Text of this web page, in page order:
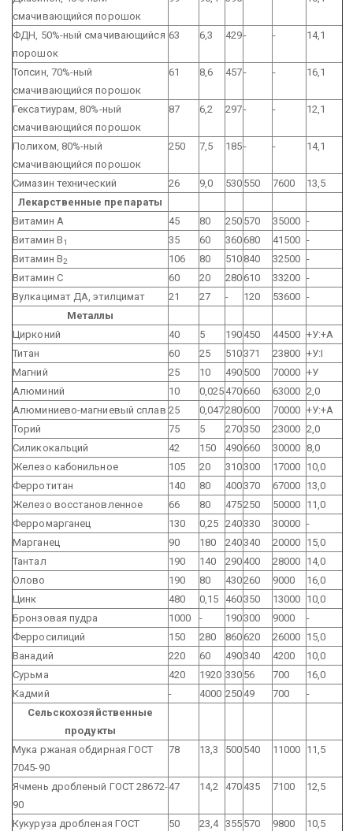
смачивающийся порошок
ФДН, 50%-ный смачивающийся
порошок
63 6,3 429- - 14,1
Топсин, 70%-ный
смачивающийся порошок
61 8,6 457- - 16,1
Гексатиурам, 80%-ный
смачивающийся порошок
87 6,2 297- - 12,1
Полихом, 80%-ный
смачивающийся порошок
250 7,5 185- - 14,1
Симазин технический 26 9,0 530 550 7600
13,5
Лекарственные препараты
Витамин А
45 80 250 570 35000 -
Витамин В1 35 60 360680 41500 -
Витамин В2 106 80 510 840 32500 -
Витамин С
60 20 280610 33200 -
Вулкацимат ДА, этилцимат
21 27 - 120 53600 -
Металлы
Цирконий
40 5 190 450 44500 +У:+А
Титан
60 25 510371 23800 +У:I
Магний
25 10 490 500 70000 +У
Алюминий
10 0,025 470660 63000 2,0
Алюминиево-магниевый сплав 25 0,047280600 70000 +У:+А
Торий
75 5 270350 23000 2,0
Силикокальций
42 150 490660 30000 8,0
Железо кабонильное
105 20 310300 17000 10,0
Ферротитан
140 80 400370 67000 13,0
Железо восстановленное
66 80 475250 50000 11,0
Ферромарганец
130 0,25 240330 30000 -
Марганец
90 180 240340 20000 15,0
Тантал
190 140 290 400 28000 14,0
Олово
190 80 430260 9000
16,0
Цинк
480 0,15 460350 13000 10,0
Бронзовая пудра
1000 - 190300 9000
-
Ферросилиций
150 280 860620 26000 15,0
Ванадий
220 60 490340 4200
10,0
Сурьма
420 1920 330 56 700
16,0
Кадмий
- 4000 250 49 700
-
Сельскохозяйственные
продукты
Мука ржаная обдирная ГОСТ
7045-90
78 13,3 500 540 11000 11,5
Ячмень дробленый ГОСТ 28672-
90
47 14,2 470 435 7100 12,5
Кукуруза дробленая ГОСТ
50 23,4 355 570 9800 10,5